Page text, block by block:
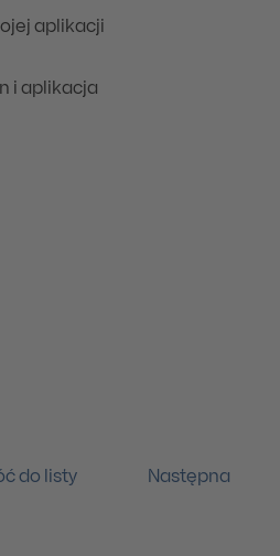
aplikacji
i aplikacja
do listy Następna